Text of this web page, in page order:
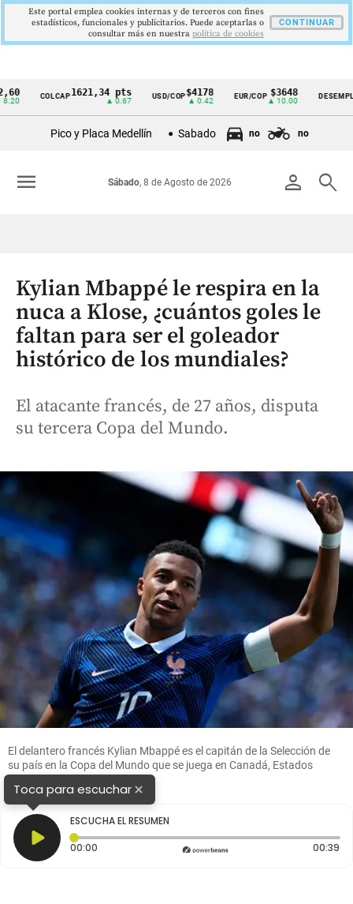
Cintillo
Colombia
COLCAP1621,34 pts USD/COP$4178
▲ 0.42
EUR/COP $3648
▲ 10.00
DESEMPLEO
▼
Pico y Placa Medellín Sabado no no
person search
Sábado, 8 de Agosto de 2026
menu
Kylian Mbappé le respira en la
nuca a Klose, ¿cuántos goles le
faltan para ser el goleador
histórico de los mundiales?
El atacante francés, de 27 años, disputa
su tercera Copa del Mundo.
El delantero francés Kylian Mbappé es el capitán de la Selección de
su país en la Copa del Mundo que se juega en Canadá, Estados
Unidos y México. Foto: Getty
Toca para escuchar×
ESCUCHA EL RESUMEN
00:00 Tiempo transcurrido: 0 segundos 00:39
Este portal emplea cookies internas y de terceros con fines
estadísticos, funcionales y publicitarios. Puede aceptarlas o
consultar más en nuestra politica de cookies
CONTINUAR